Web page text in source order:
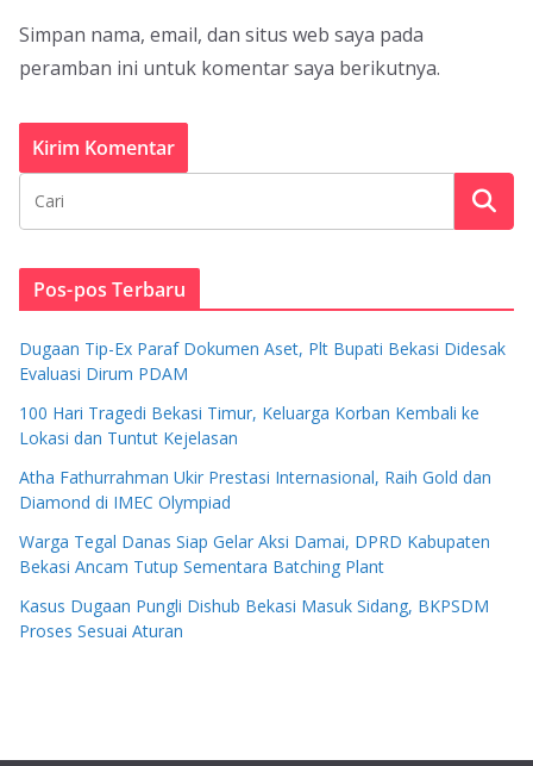
Simpan nama, email, dan situs web saya pada
peramban ini untuk komentar saya berikutnya.
Pos-pos Terbaru
Dugaan Tip-Ex Paraf Dokumen Aset, Plt Bupati Bekasi Didesak
Evaluasi Dirum PDAM
100 Hari Tragedi Bekasi Timur, Keluarga Korban Kembali ke
Lokasi dan Tuntut Kejelasan
Atha Fathurrahman Ukir Prestasi Internasional, Raih Gold dan
Diamond di IMEC Olympiad
Warga Tegal Danas Siap Gelar Aksi Damai, DPRD Kabupaten
Bekasi Ancam Tutup Sementara Batching Plant
Kasus Dugaan Pungli Dishub Bekasi Masuk Sidang, BKPSDM
Proses Sesuai Aturan